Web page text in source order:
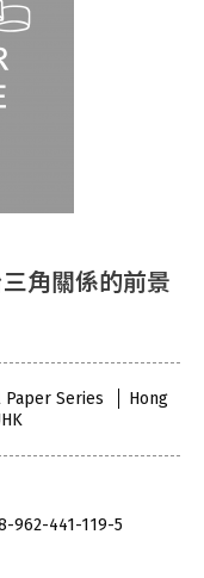
角關係的前景
Paper Series
Hong
962-441-119-5